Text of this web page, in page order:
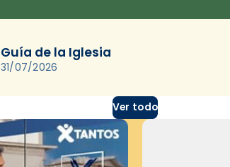
Guía de la Iglesia
31/07/2026
Ver todo